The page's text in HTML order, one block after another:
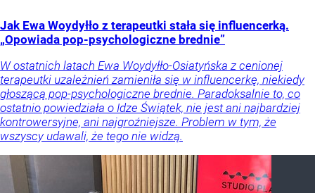
Jak Ewa Woydyłło z terapeutki stała się influencerką.
„Opowiada pop-psychologiczne brednie”
W ostatnich latach Ewa Woydyłło-Osiatyńska z cenionej
terapeutki uzależnień zamieniła się w influencerkę, niekiedy
głoszącą pop-psychologiczne brednie. Paradoksalnie to, co
ostatnio powiedziała o Idze Świątek, nie jest ani najbardziej
kontrowersyjne, ani najgroźniejsze. Problem w tym, że
wszyscy udawali, że tego nie widzą.